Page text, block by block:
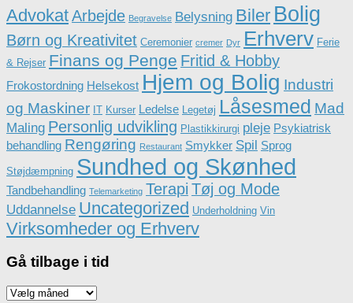
AdvokatArbejde Begravelse Belysning Biler Bolig
Børn og Kreativitet Ceremonier cremer Dyr Erhverv Ferie
& Rejser Finans og Penge Fritid & Hobby
Frokostordning Helsekost Hjem og Bolig Industri
og Maskiner IT Kurser Ledelse Legetøj Låsesmed Mad
Maling Personlig udvikling Plastikkirurgi pleje Psykiatrisk
behandling Rengøring Restaurant Smykker Spil Sprog
Støjdæmpning Sundhed og Skønhed
Tandbehandling Telemarketing Terapi Tøj og Mode
Uddannelse Uncategorized Underholdning Vin
Virksomheder og Erhverv
Gå tilbage i tid
Gå